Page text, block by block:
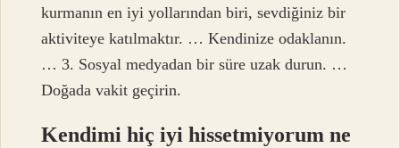
kurmanın en iyi yollarından biri, sevdiğiniz bir
aktiviteye katılmaktır. … Kendinize odaklanın.
… 3. Sosyal medyadan bir süre uzak durun. …
Doğada vakit geçirin.
Kendimi hiç iyi hissetmiyorum ne